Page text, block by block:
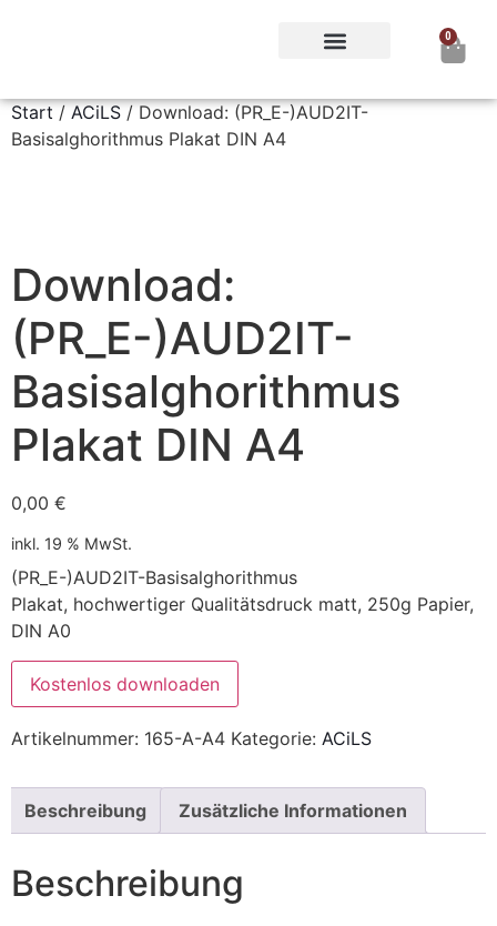
0
Start / ACiLS / Download: (PR_E-)AUD2IT-
Basisalghorithmus Plakat DIN A4
Download:
(PR_E-)AUD2IT-
Basisalghorithmus
Plakat DIN A4
0,00 €
inkl. 19 % MwSt.
(PR_E-)AUD2IT-Basisalghorithmus
Plakat, hochwertiger Qualitätsdruck matt, 250g Papier,
DIN A0
Kostenlos downloaden
Artikelnummer: 165-A-A4 Kategorie: ACiLS
Beschreibung Zusätzliche Informationen
Beschreibung